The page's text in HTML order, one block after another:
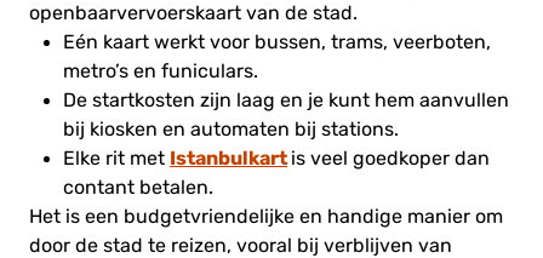
openbaarvervoerskaart van de stad.
Eén kaart werkt voor bussen, trams, veerboten,
metro’s en funiculars.
De startkosten zijn laag en je kunt hem aanvullen
bij kiosken en automaten bij stations.
Elke rit met Istanbulkart is veel goedkoper dan
contant betalen.
Het is een budgetvriendelijke en handige manier om
door de stad te reizen, vooral bij verblijven van